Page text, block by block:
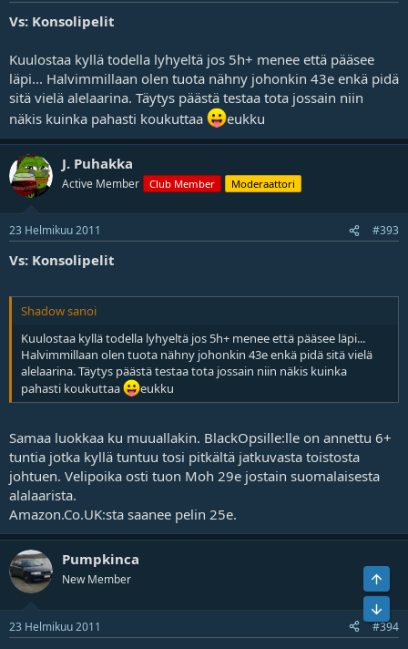
Vs: Konsolipelit
Kuulostaa kyllä todella lyhyeltä jos 5h+ menee että pääsee
läpi... Halvimmillaan olen tuota nähny johonkin 43e enkä pidä
sitä vielä alelaarina. Täytys päästä testaa tota jossain niin
näkis kuinka pahasti koukuttaa
eukku
J. Puhakka
Active Member Club Member Moderaattori
23 Helmikuu 2011 #393
Vs: Konsolipelit
Shadow sanoi
Kuulostaa kyllä todella lyhyeltä jos 5h+ menee että pääsee läpi...
Halvimmillaan olen tuota nähny johonkin 43e enkä pidä sitä vielä
alelaarina. Täytys päästä testaa tota jossain niin näkis kuinka
pahasti koukuttaa
eukku
Samaa luokkaa ku muuallakin. BlackOpsille:lle on annettu 6+
tuntia jotka kyllä tuntuu tosi pitkältä jatkuvasta toistosta
johtuen. Velipoika osti tuon Moh 29e jostain suomalaisesta
alalaarista.
Amazon.Co.UK:sta saanee pelin 25e.
Pumpkinca
New Member
23 Helmikuu 2011 #394